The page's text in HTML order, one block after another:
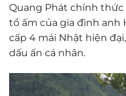
Quang Phát chính
tổ ấm của gia đình anh
cấp 4 mái Nhật hiện
dấu ấn cá nhân.